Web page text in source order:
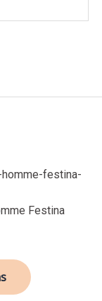
Festina